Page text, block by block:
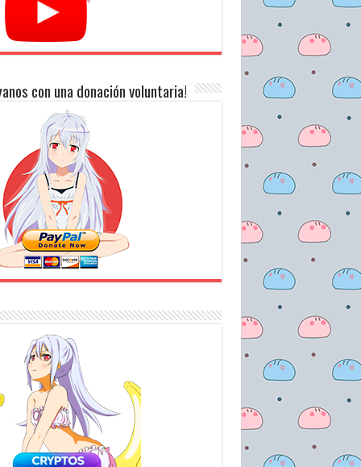
con una donación voluntaria!